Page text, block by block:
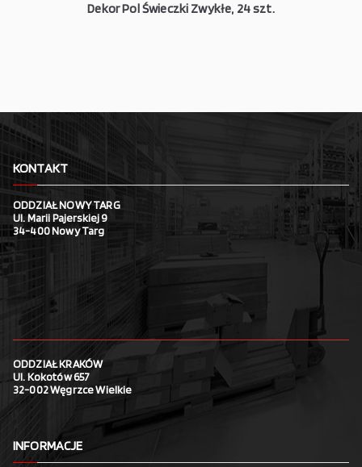
Dekor Pol Świeczki Zwykłe, 24 szt.
KONTAKT
ODDZIAŁ NOWY TARG
Ul. Marii Pajerskiej 9
34-400 Nowy Targ
ODDZIAŁ KRAKÓW
Ul. Kokotów 657
32-002 Węgrzce Wielkie
INFORMACJE